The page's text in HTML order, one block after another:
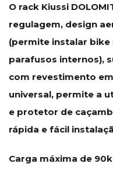
O rack Kiussi
regulagem, design
(permite instalar bike
parafusos internos),
com revestimento
universal, permite a
e protetor de
rápida e fácil
Carga máxima de